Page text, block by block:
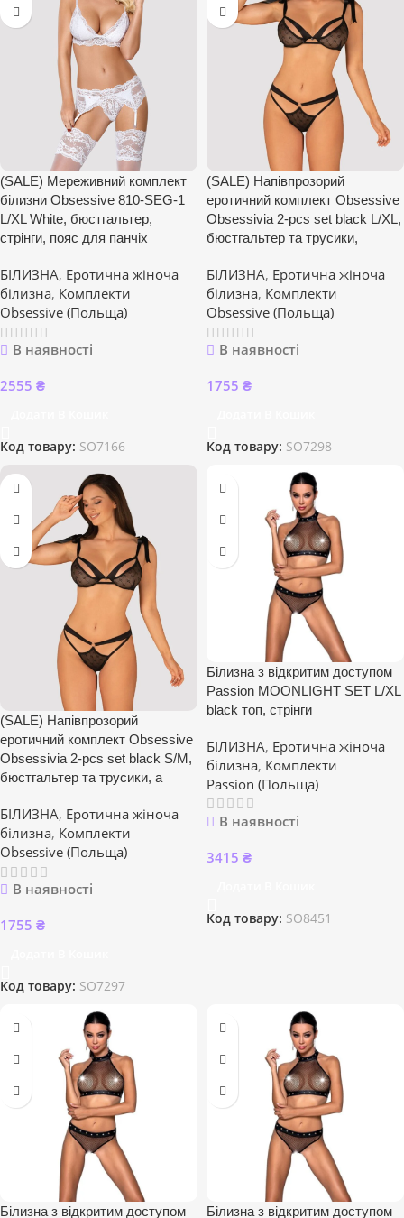
(SALE) Мереживний комплект
білизни Obsessive 810-SEG-1
L/XL White, бюстгальтер,
стрінги, пояс для панчіх
БІЛИЗНА, Еротична жіноча
білизна, Комплекти
Obsessive (Польща)
В наявності
2555 ₴
Код товару: SO7166
(SALE) Напівпрозорий
еротичний комплект Obsessive
Obsessivia 2-pcs set black L/XL,
бюстгальтер та трусики,
БІЛИЗНА, Еротична жіноча
білизна, Комплекти
Obsessive (Польща)
В наявності
1755 ₴
Код товару: SO7298
(SALE) Напівпрозорий
еротичний комплект Obsessive
Obsessivia 2-pcs set black S/M,
бюстгальтер та трусики, а
БІЛИЗНА, Еротична жіноча
білизна, Комплекти
Obsessive (Польща)
В наявності
1755 ₴
Код товару: SO7297
Білизна з відкритим доступом
Passion MOONLIGHT SET L/XL
black топ, стрінги
БІЛИЗНА, Еротична жіноча
білизна, Комплекти
Passion (Польща)
В наявності
3415 ₴
Код товару: SO8451
Білизна з відкритим доступом
Білизна з відкритим доступом